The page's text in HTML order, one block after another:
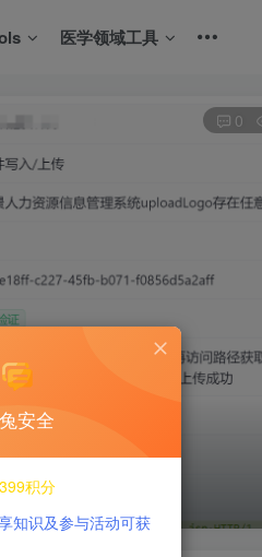
医学领域工具
0
安全
积分
知识及参与活动可获